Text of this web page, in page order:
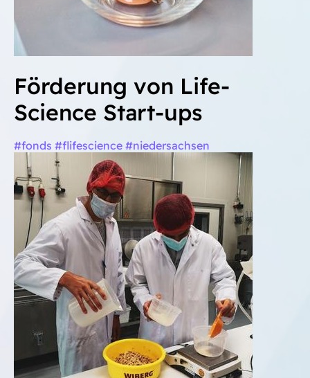
Förderung von Life-
Science Start-ups
#fonds #flifescience #niedersachsen